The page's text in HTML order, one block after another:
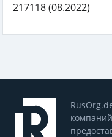
217118(08.2022)